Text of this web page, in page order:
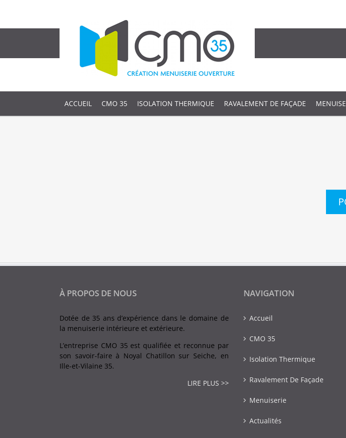
ACCUEIL CMO 35 ISOLATION THERMIQUE RAVALEMENT DE FAÇADE
À PROPOS DE NOUS
Dotée de 35 ans d’expérience dans le domaine de
la menuiserie intérieure et extérieure.
L’entreprise CMO 35 est qualifiée et reconnue par
son savoir-faire à Noyal Chatillon sur Seiche, en
Ille-et-Vilaine 35.
LIRE PLUS >>
NAVIGATION
Accueil
CMO 35
Isolation Thermique
Ravalement De Façade
Menuiserie
Actualités